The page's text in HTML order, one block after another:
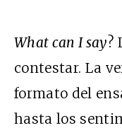
What can I say?
contestar. La
formato del
hasta los